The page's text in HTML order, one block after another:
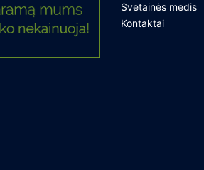
Svetainės medis
Kontaktai